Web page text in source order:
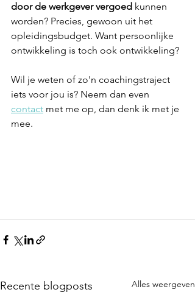
door de werkgever vergoed kunnen
worden? Precies, gewoon uit het
opleidingsbudget. Want persoonlijke
ontwikkeling is toch ook ontwikkeling?
Wil je weten of zo'n coachingstraject
iets voor jou is? Neem dan even
contact met me op, dan denk ik met je
mee.
Recente blogposts Alles weergeven